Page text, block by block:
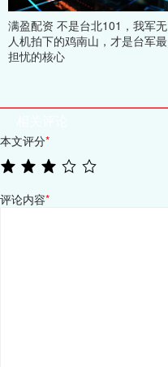
满盈配资 不是台北101，我军无
人机拍下的鸡南山，才是台军最
担忧的核心
本文评分*
评论内容*